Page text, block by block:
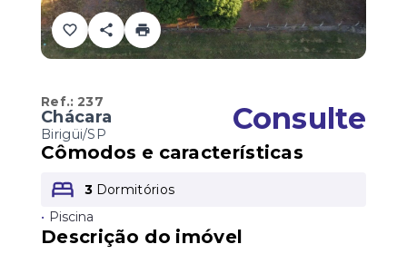
Ref.:237
Chácara
Birigüi/SP Consulte
Cômodos e características
3 Dormitórios
• Piscina
Descrição do imóvel